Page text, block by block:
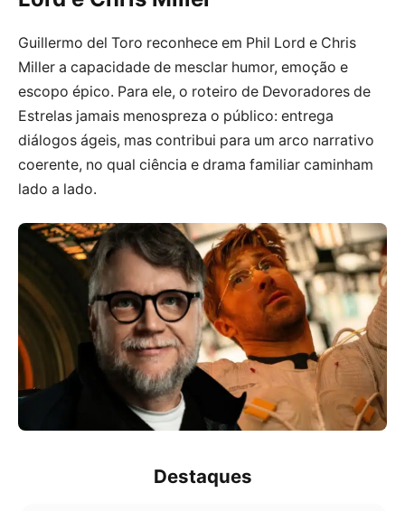
Guillermo del Toro reconhece em Phil Lord e Chris
Miller a capacidade de mesclar humor, emoção e
escopo épico. Para ele, o roteiro de Devoradores de
Estrelas jamais menospreza o público: entrega
diálogos ágeis, mas contribui para um arco narrativo
coerente, no qual ciência e drama familiar caminham
lado a lado.
Destaques